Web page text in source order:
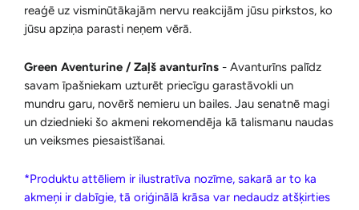
reaģē uz visminūtākajām nervu reakcijām jūsu pirkstos, ko
jūsu apziņa parasti neņem vērā.
Green Aventurine / Zaļš avanturīns - Avanturīns palīdz
savam īpašniekam uzturēt priecīgu garastāvokli un
mundru garu, novērš nemieru un bailes. Jau senatnē magi
un dziednieki šo akmeni rekomendēja kā talismanu naudas
un veiksmes piesaistīšanai.
*Produktu attēliem ir ilustratīva nozīme, sakarā ar to ka
akmeņi ir dabīgie, tā oriģinālā krāsa var nedaudz atšķirties